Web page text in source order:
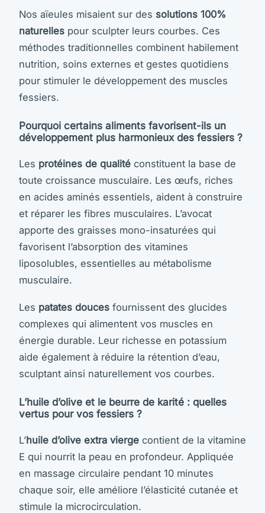
Nos aïeules misaient sur des solutions 100%
naturelles pour sculpter leurs courbes. Ces
méthodes traditionnelles combinent habilement
nutrition, soins externes et gestes quotidiens
pour stimuler le développement des muscles
fessiers.
Pourquoi certains aliments favorisent-ils un
développement plus harmonieux des fessiers ?
Les protéines de qualité constituent la base de
toute croissance musculaire. Les œufs, riches
en acides aminés essentiels, aident à construire
et réparer les fibres musculaires. L’avocat
apporte des graisses mono-insaturées qui
favorisent l’absorption des vitamines
liposolubles, essentielles au métabolisme
musculaire.
Les patates douces fournissent des glucides
complexes qui alimentent vos muscles en
énergie durable. Leur richesse en potassium
aide également à réduire la rétention d’eau,
sculptant ainsi naturellement vos courbes.
L’huile d’olive et le beurre de karité : quelles
vertus pour vos fessiers ?
L’huile d’olive extra vierge contient de la vitamine
E qui nourrit la peau en profondeur. Appliquée
en massage circulaire pendant 10 minutes
chaque soir, elle améliore l’élasticité cutanée et
stimule la microcirculation.